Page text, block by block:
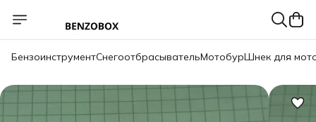
БензоинструментСнегоотбрасывательМотобурШнек для